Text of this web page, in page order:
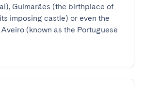
Guimarães (the birthplace of
imposing castle) or even the
(known as the Portuguese